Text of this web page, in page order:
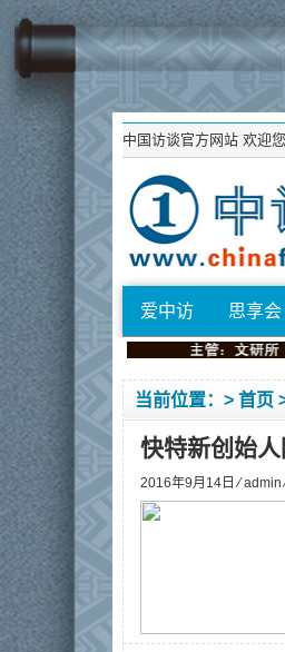
中国访谈官方网站 欢迎您
爱中访 思享会
当前位置：> 首页
快特新创始
2016年9月14日 ⁄admin